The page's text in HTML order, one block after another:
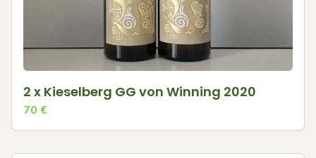
2 x Kieselberg GG von Winning 2020
70 €